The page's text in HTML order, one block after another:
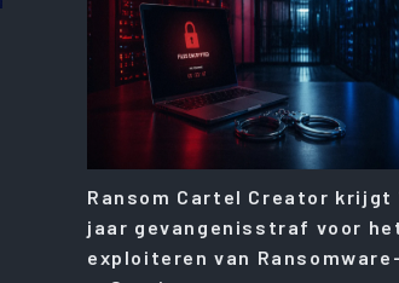
Ransom Cartel Creator krijgt
jaar gevangenisstraf voor
exploiteren van